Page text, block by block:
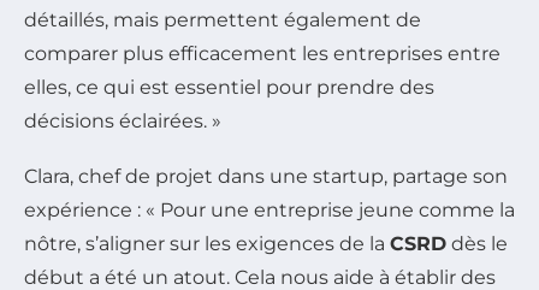
détaillés, mais permettent également de
comparer plus efficacement les entreprises entre
elles, ce qui est essentiel pour prendre des
décisions éclairées. »
Clara, chef de projet dans une startup, partage son
expérience : « Pour une entreprise jeune comme la
nôtre, s’aligner sur les exigences de la CSRD dès le
début a été un atout. Cela nous aide à établir des